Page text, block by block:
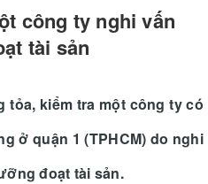
công ty nghi vấn
tài sản
kiểm tra một công ty có
ở quận 1 (TPHCM) do nghi
đoạt tài sản.